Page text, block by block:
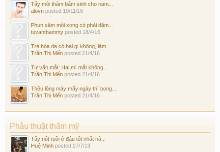
Tẩy môi thâm bẩm sinh cho nam...
alovn posted 10/11/16
Phun xăm môi xong có phải dặm...
tuvanthammy posted 18/4/16
Trẻ hóa da có hại gì không, làm...
Trần Thị Mến posted 21/4/16
Tư vấn mắt: Hai mí mắt không...
Trần Thị Mến posted 21/4/16
Thêu lông mày mấy ngày thì bong...
Trần Thị Mến posted 21/4/16
Phẫu thuật thẩm mỹ
Tẩy nốt ruồi ở đâu tốt nhất hà...
Huệ Minh posted 27/7/19